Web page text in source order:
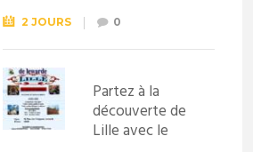
septembre
2026
2 JOURS 0
Partez à la
découverte de
Lille avec le